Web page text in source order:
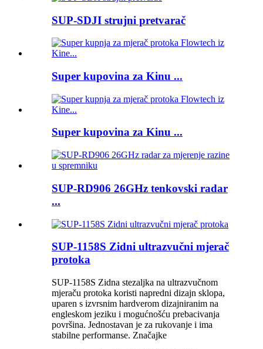
SUP-SDJI strujni pretvarač
Super kupovina za Kinu ...
Super kupovina za Kinu ...
SUP-RD906 26GHz tenkovski radar
...
SUP-1158S Zidni ultrazvučni mjerač
protoka
SUP-1158S Zidna stezaljka na ultrazvučnom
mjeraču protoka koristi napredni dizajn sklopa,
uparen s izvrsnim hardverom dizajniranim na
engleskom jeziku i mogućnošću prebacivanja
površina. Jednostavan je za rukovanje i ima
stabilne performanse. Značajke